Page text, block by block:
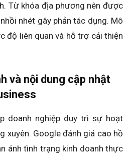
Từ khóa địa phương nên được
nhét gây phản tác dụng. Mô
độ liên quan và hỗ trợ cải thiện
và nội dung cập nhật
doanh nghiệp duy trì sự hoạt
xuyên. Google đánh giá cao hồ
ánh tình trạng kinh doanh thực